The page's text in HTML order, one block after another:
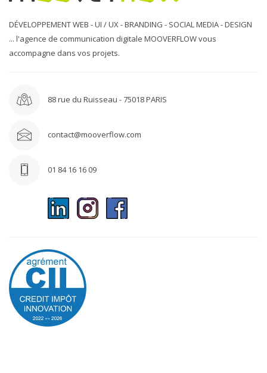
DÉVELOPPEMENT WEB - UI / UX - BRANDING - SOCIAL MEDIA - DESIGN
... l'agence de communication digitale MOOVERFLOW vous
accompagne dans vos projets.
88 rue du Ruisseau - 75018 PARIS
contact@mooverflow.com
01 84 16 16 09